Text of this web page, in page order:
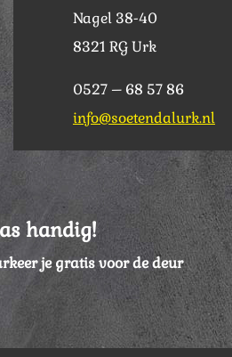
Nagel 38-40
8321 RG Urk
0527 – 68 57 86
info@soetendalurk.nl
handig!
je gratis voor de deur